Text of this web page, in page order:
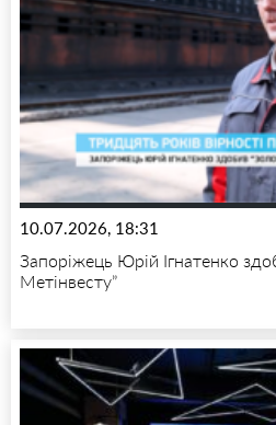
10.07.2026, 18:31
Запоріжець Юрій Ігнатенко
Метінвесту”